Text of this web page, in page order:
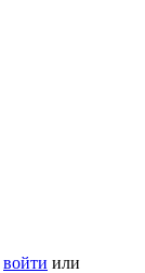
войти или